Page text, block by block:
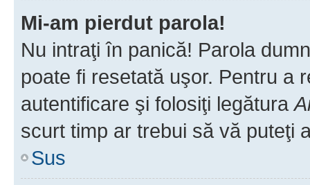
Mi-am pierdut parola!
Nu intraţi în panică! Parola
poate fi resetată uşor. Pentru a
autentificare şi folosiţi legătura
scurt timp ar trebui să vă puteţi
Sus